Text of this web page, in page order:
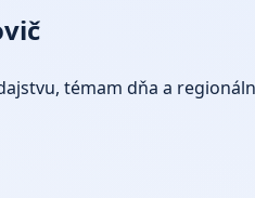
témam dňa a